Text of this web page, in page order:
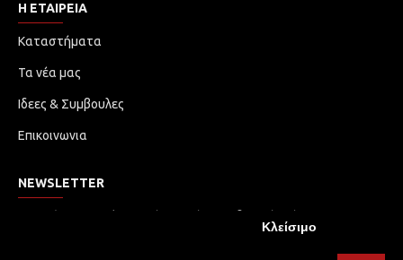
Κλείσιμο
Η ΕΤΑΙΡΕΙΑ
Καταστήματα
Τα νέα μας
Ιδεες & Συμβουλες
Επικοινωνια
NEWSLETTER